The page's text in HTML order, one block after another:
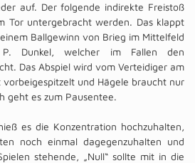
auf. Der folgende indirekte Freistoß
Tor untergebracht werden. Das klappt
Ballgewinn von Brieg im Mittelfeld
Dunkel, welcher im Fallen den
Das Abspiel wird vom Verteidiger am
und Hägele braucht nur
geht es zum Pausentee.
es die Konzentration hochzuhalten,
noch einmal dagegenzuhalten und
stehende, „Null“ sollte mit in die